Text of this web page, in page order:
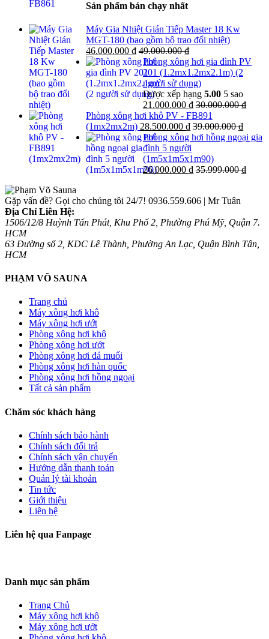
Sản phẩm bán chạy nhất
Máy Gia Nhiệt Gián Tiếp Master 18 Kw
MGT-180 (bao gồm bộ trao đổi nhiệt)
46.000.000 ₫ 49.000.000₫
Phòng xông hơi gia đình PV
201 (1.2mx1.2mx2.1m) (2
người sử dụng)
Được xếp hạng 5.00 5 sao
21.000.000 ₫ 30.000.000₫
Phòng xông hơi khô PV - FB891
(1mx2mx2m) 28.500.000 ₫ 39.000.000₫
Phòng xông hơi hồng ngoại gia
đình 5 người
(1m5x1m5x1m90)
26.000.000 ₫ 35.999.000₫
Gặp vấn đề? Gọi cho chúng tôi 24/7! 0936.559.606 | Mr Tuân
Địa Chỉ Liên Hệ:
1506/12/8 Huỳnh Tấn Phát, Khu Phố 2, Phường Phú Mỹ, Quận 7.
HCM
63 Đường số 2, KDC Lê Thành, Phường An Lạc, Quận Bình Tân,
HCM
PHẠM VÕ SAUNA
Trang chủ
Máy xông hơi khô
Máy xông hơi ướt
Phòng xông hơi khô
Phòng xông hơi ướt
Phòng xông hơi đá muối
Phòng xông hơi hàn quốc
Phòng xông hơi hồng ngoại
Tất cả sản phẩm
Chăm sóc khách hàng
Chính sách bảo hành
Chính sách đổi trả
Chính sách vận chuyển
Hướng dẫn thanh toán
Quản lý tài khoản
Tin tức
Giới thiệu
Liên hệ
Liên hệ qua Fanpage
Danh mục sản phẩm
Trang Chủ
Máy xông hơi khô
Máy xông hơi ướt